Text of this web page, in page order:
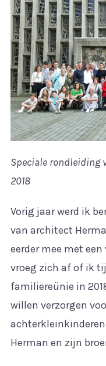
Speciale rondleiding
2018
Vorig jaar werd ik
van architect
eerder mee met
vroeg zich af of ik
familiereünie in
willen verzorgen
Herman en zijn